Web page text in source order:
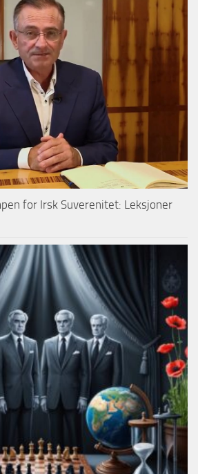
for Irsk Suverenitet: Leksjoner